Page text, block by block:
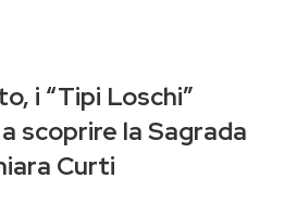
i “Tipi Loschi”
scoprire la Sagrada
Curti